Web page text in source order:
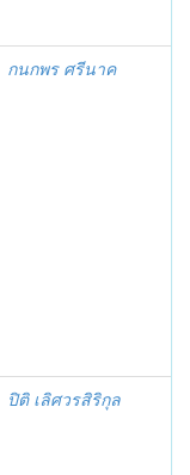
กนกพร ศรีนาค
ปิติ เลิศวรสิริกุล